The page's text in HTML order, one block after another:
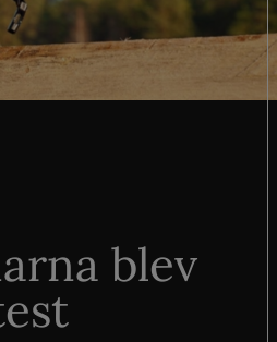
blev